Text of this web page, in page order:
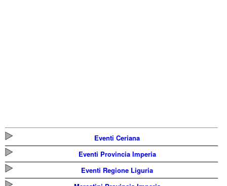
Eventi Ceriana
Eventi Provincia Imperia
Eventi Regione Liguria